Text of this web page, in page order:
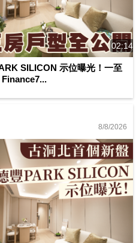
02:14
SILICON 示位曝光！一至
8/8/2026